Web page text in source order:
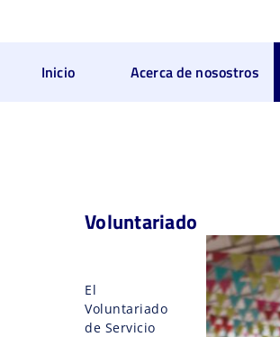
Inicio Acerca de nosostros
Voluntariado
El
Voluntariado
de Servicio